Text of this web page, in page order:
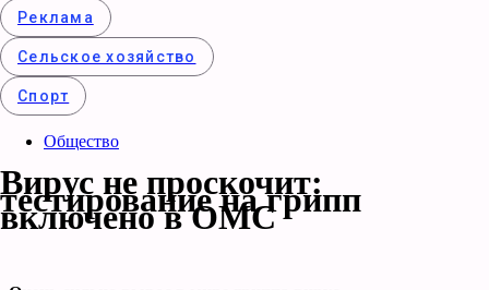
Реклама
Сельское хозяйство
Спорт
Общество
Вирус не проскочит:
тестирование на грипп
включено в ОМС